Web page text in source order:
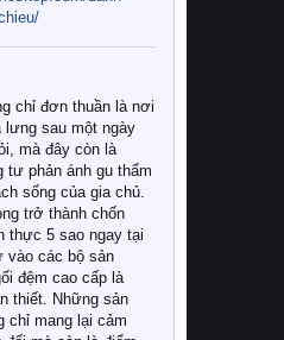
chỉ đơn thuần là nơi
lưng sau một ngày
mà đây còn là
tư phản ánh gu thẩm
sống của gia chủ.
trở thành chốn
thực 5 sao ngay tại
vào các bộ sản
đệm cao cấp là
thiết. Những sản
chỉ mang lại cảm